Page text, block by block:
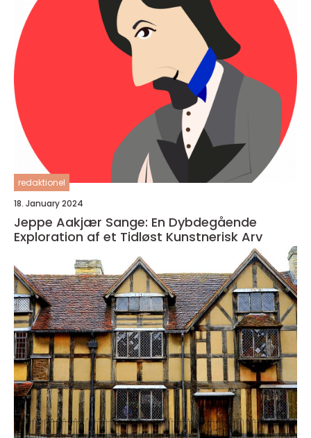
redaktionel
18. January 2024
Jeppe Aakjær Sange: En Dybdegående
Exploration af et Tidløst Kunstnerisk Arv